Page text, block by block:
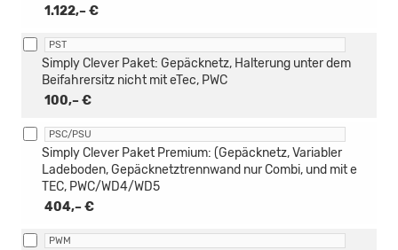
1.122,– €
PST
100,– €
Simply Clever Paket: Gepäcknetz, Halterung unter dem
Beifahrersitz nicht mit eTec, PWC
PSC/PSU
404,– €
Simply Clever Paket Premium: (Gepäcknetz, Variabler
Ladeboden, Gepäcknetztrennwand nur Combi, und mit e
TEC, PWC/WD4/WD5
PWM